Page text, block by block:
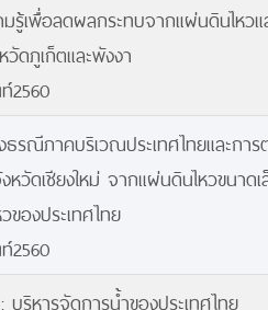
รู้เพื่อลดผลกระทบจากแผ่นดินไหว
ดภูเก็ตและพังงา
2560
ธรณีภาคบริเวณประเทศไทยและกา
วัดเชียงใหม่ จากแผ่นดินไหวขนา
องประเทศไทย
2560
ริหารจัดการน้ำของประเทศไทย